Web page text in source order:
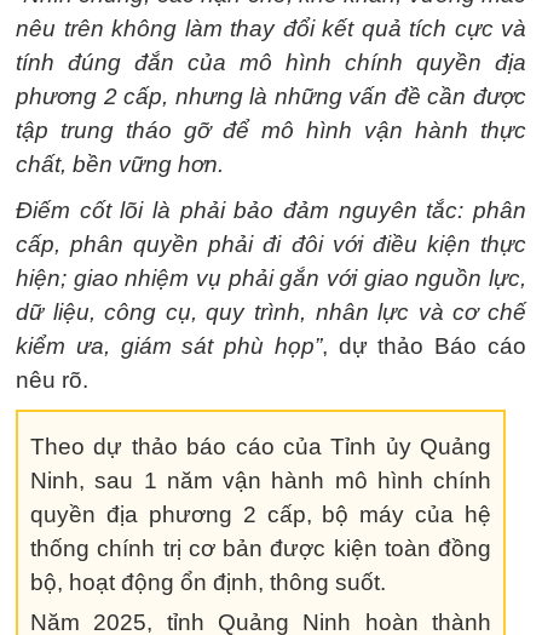
nêu trên không làm thay đổi kết quả tích cực và
tính đúng đắn của mô hình chính quyền địa
phương 2 cấp, nhưng là những vấn đề cần được
tập trung tháo gỡ để mô hình vận hành thực
chất, bền vững hơn.
Điếm cốt lõi là phải bảo đảm nguyên tắc: phân
cấp, phân quyền phải đi đôi với điều kiện thực
hiện; giao nhiệm vụ phải gắn với giao nguồn lực,
dữ liệu, công cụ, quy trình, nhân lực và cơ chế
kiểm ưa, giám sát phù họp”, dự thảo Báo cáo
nêu rõ.
Theo dự thảo báo cáo của Tỉnh ủy Quảng
Ninh, sau 1 năm vận hành mô hình chính
quyền địa phương 2 cấp, bộ máy của hệ
thống chính trị cơ bản được kiện toàn đồng
bộ, hoạt động ổn định, thông suốt.
Năm 2025, tỉnh Quảng Ninh hoàn thành